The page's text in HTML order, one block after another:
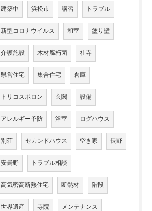
建築中 浜松市 講習 トラブル
新型コロナウイルス 和室 塗り壁
介護施設 木材腐朽菌 社寺
県営住宅 集合住宅 倉庫
トリコスポロン 玄関 設備
アレルギー予防 浴室 ログハウス
別荘 セカンドハウス 空き家 長野
安曇野 トラブル相談
高気密高断熱住宅 断熱材 階段
世界遺産 寺院 メンテナンス